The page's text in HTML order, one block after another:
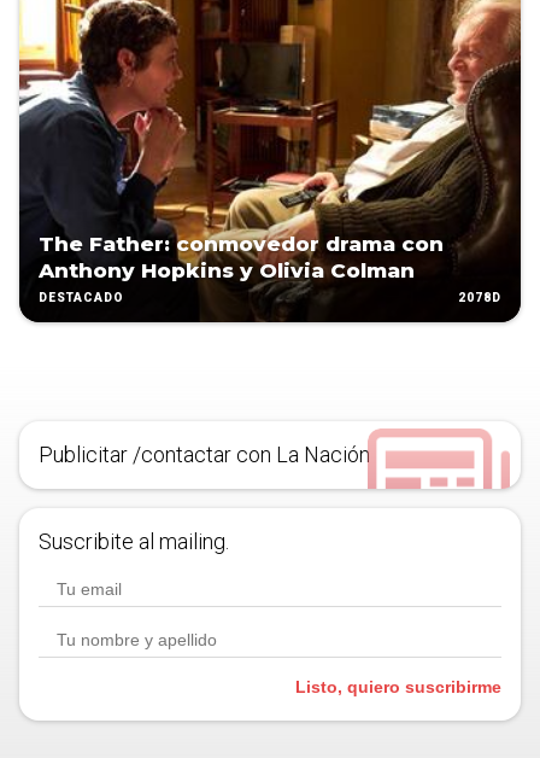
The Father: conmovedor drama con
Anthony Hopkins y Olivia Colman
DESTACADO 2078D
Publicitar /contactar con La Nación
Suscribite al mailing.
Listo, quiero suscribirme